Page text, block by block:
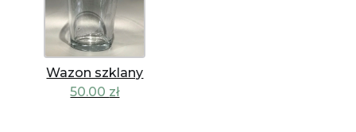
Wazon szklany
50.00 zł